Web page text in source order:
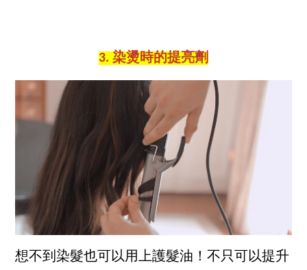
3. 染燙時的提亮劑
想不到染髮也可以用上護髮油！不只可以提升